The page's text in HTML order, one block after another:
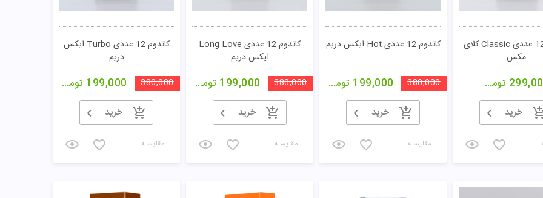
کاندوم 12 عددی Classic کلای
مکس
تومان
خرید
کاندوم 12 عددی Hot ایکس دریم
380,000
199,000 تومان
خرید
مقایسـه
کاندوم 12 عددی Long Love
ایکس دریم
380,000
199,000 تومان
خرید
مقایسـه
کاندوم 12 عددی Turbo ایکس
دریم
380,000
199,000 تومان
خرید
مقایسـه
تومان مشاهده